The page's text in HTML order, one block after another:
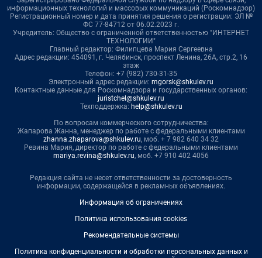
информационных технологий и массовых коммуникаций (Роскомнадзор)
Регистрационный номер и дата принятия решения о регистрации: ЭЛ №
ФС 77-84712 от 06.02.2023 г.
Учредитель: Общество с ограниченной ответственностью "ИНТЕРНЕТ
ТЕХНОЛОГИИ"
Главный редактор: Филипцева Мария Сергеевна
Адрес редакции: 454091, г. Челябинск, проспект Ленина, 26А, стр.2, 16
этаж
Телефон: +7 (982) 730-31-35
Электронный адрес редакции: mgorsk@shkulev.ru
Контактные данные для Роскомнадзора и государственных органов:
juristchel@shkulev.ru
Техподдержка: help@shkulev.ru
По вопросам коммерческого сотрудничества:
Жапарова Жанна, менеджер по работе с федеральными клиентами
zhanna.zhaparova@shkulev.ru, моб. + 7 982 640 34 32
Ревина Мария, директор по работе с федеральными клиентами
mariya.revina@shkulev.ru, моб. +7 910 402 4056
Редакция сайта не несет ответственности за достоверность
информации, содержащейся в рекламных объявлениях.
Информация об ограничениях
Политика использования cookies
Рекомендательные системы
Политика конфиденциальности и обработки персональных данных и